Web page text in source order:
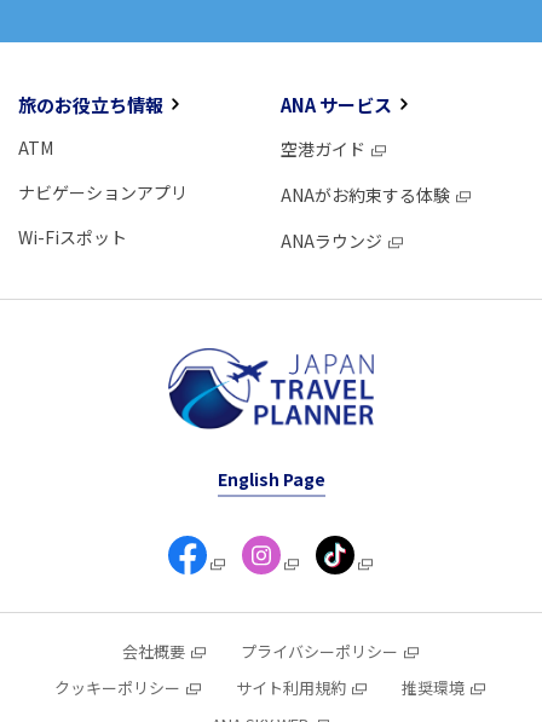
旅のお役立ち情報
ATM
ナビゲーションアプリ
Wi-Fiスポット
ANA サービス
空港ガイド
ANAがお約束する体験
ANAラウンジ
English Page
会社概要
プライバシーポリシー
クッキーポリシー
サイト利用規約
推奨環境